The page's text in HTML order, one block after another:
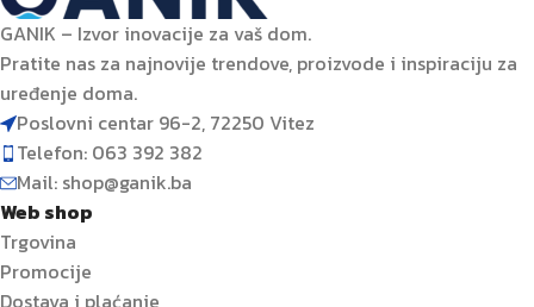
GANIK – Izvor inovacije za vaš dom.
Pratite nas za najnovije trendove, proizvode i inspiraciju za
uređenje doma.
Poslovni centar 96-2, 72250 Vitez
Telefon: 063 392 382
Mail: shop@ganik.ba
Web shop
Trgovina
Promocije